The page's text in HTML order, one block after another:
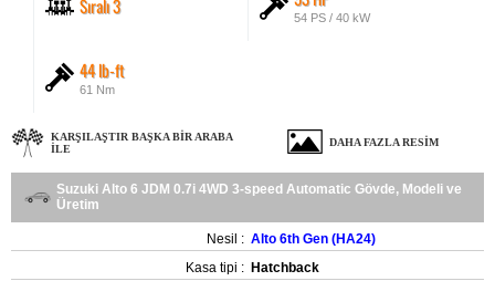
Sıralı 3 54 PS / 40 kW
44 lb-ft
61 Nm
KARŞILAŞTIR BAŞKA BIR ARABA
ILE
DAHA FAZLA RESIM
Suzuki Alto 6 JDM 0.7i 4WD 3-speed Automatic Gövde, Modeli ve
Üretim
Nesil : Alto 6th Gen (HA24)
Kasa tipi : Hatchback